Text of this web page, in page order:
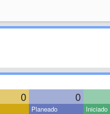
0 0
Planeado Iniciado